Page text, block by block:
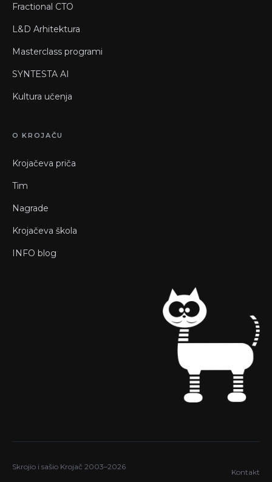
Fractional CTO
L&D Arhitektura
Masterclass programi
SYNTESTA AI
Kultura učenja
O KROJAČU
Krojačeva priča
Tim
Nagrade
Krojačeva škola
INFO blog
Skrojio i sašio Krojač 2003–2026
Kontakt